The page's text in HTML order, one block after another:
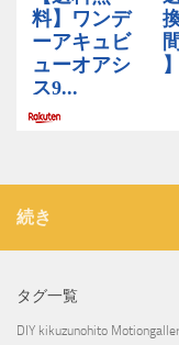
続き
タグ一覧
DIY kikuzunohito